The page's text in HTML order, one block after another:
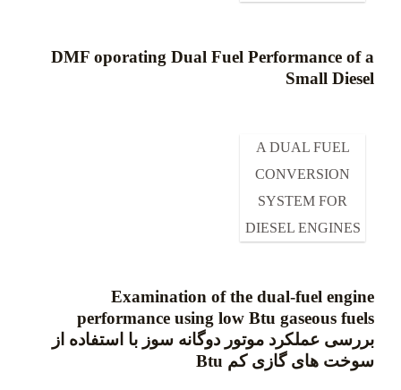
DMF oporating Dual Fuel Performance of a
Small Diesel
A DUAL FUEL
CONVERSION
SYSTEM FOR
DIESEL ENGINES
Examination of the dual-fuel engine
performance using low Btu gaseous fuels
بررسی عملکرد موتور دوگانه سوز با استفاده از
سوخت های گازی کم Btu